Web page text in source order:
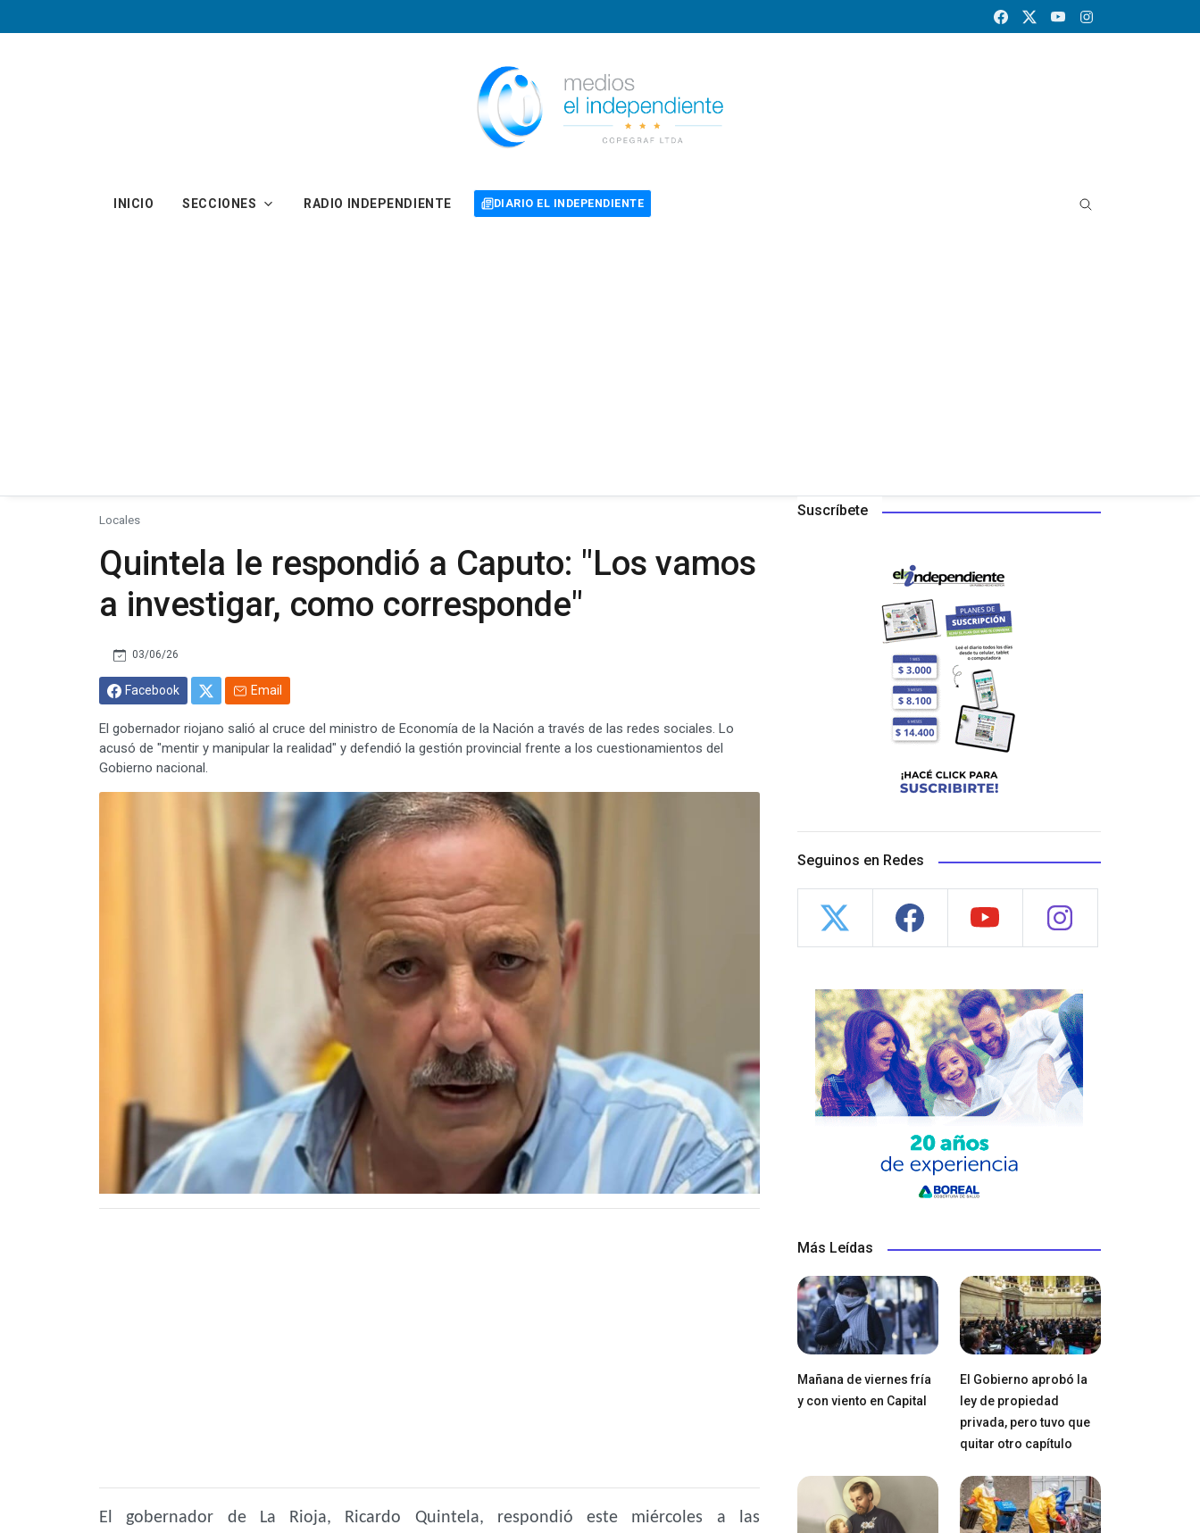
INICIO SECCIONES RADIO INDEPENDIENTE DIARIO EL INDEPENDIENTE
Locales
Quintela le respondió a Caputo: "Los vamos
a investigar, como corresponde"
03/06/26
Facebook Email
El gobernador riojano salió al cruce del ministro de Economía de la Nación a través de las redes sociales. Lo
acusó de "mentir y manipular la realidad" y defendió la gestión provincial frente a los cuestionamientos del
Gobierno nacional.
El gobernador de La Rioja, Ricardo Quintela, respondió este miércoles a las
Suscríbete
Seguinos en Redes
Más Leídas
Mañana de viernes fría
y con viento en Capital
El Gobierno aprobó la
ley de propiedad
privada, pero tuvo que
quitar otro capítulo